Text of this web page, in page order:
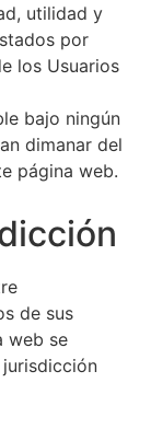
utilidad y
por
los Usuarios
bajo ningún
dimanar del
página web.
de sus
web se